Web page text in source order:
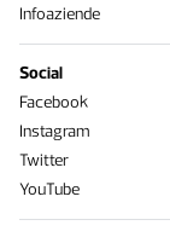
Infoaziende
Social
Facebook
Instagram
Twitter
YouTube